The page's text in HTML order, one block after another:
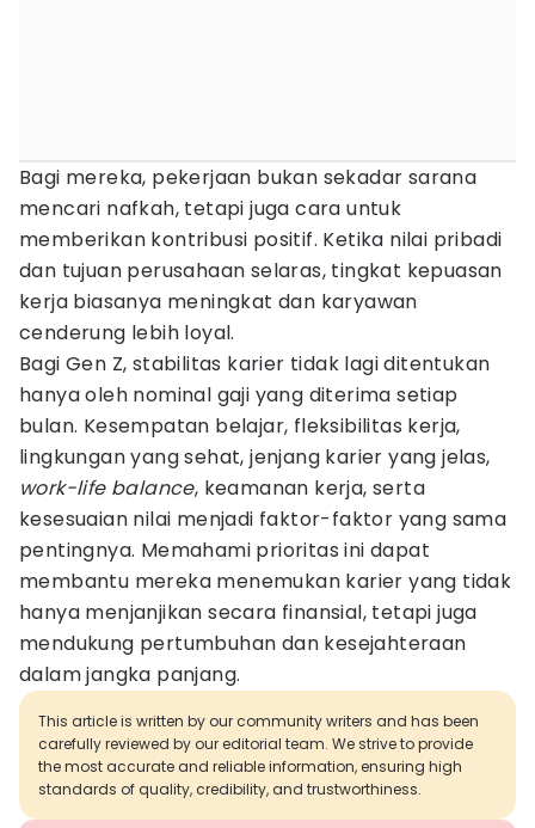
Bagi mereka, pekerjaan bukan sekadar sarana
mencari nafkah, tetapi juga cara untuk
memberikan kontribusi positif. Ketika nilai pribadi
dan tujuan perusahaan selaras, tingkat kepuasan
kerja biasanya meningkat dan karyawan
cenderung lebih loyal.
Bagi Gen Z, stabilitas karier tidak lagi ditentukan
hanya oleh nominal gaji yang diterima setiap
bulan. Kesempatan belajar, fleksibilitas kerja,
lingkungan yang sehat, jenjang karier yang jelas,
work-life balance, keamanan kerja, serta
kesesuaian nilai menjadi faktor-faktor yang sama
pentingnya. Memahami prioritas ini dapat
membantu mereka menemukan karier yang tidak
hanya menjanjikan secara finansial, tetapi juga
mendukung pertumbuhan dan kesejahteraan
dalam jangka panjang.
This article is written by our community writers and has been
carefully reviewed by our editorial team. We strive to provide
the most accurate and reliable information, ensuring high
standards of quality, credibility, and trustworthiness.